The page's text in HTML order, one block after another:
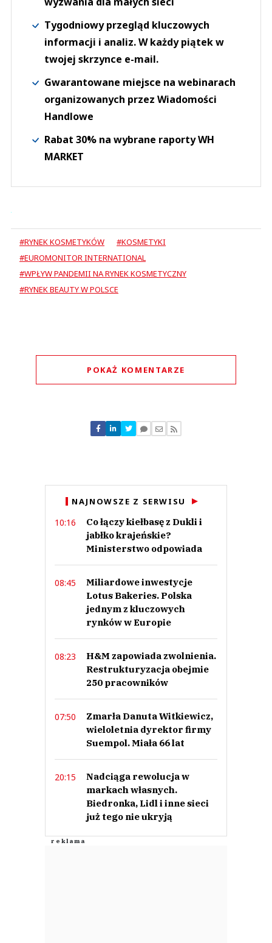
Tygodniowy przegląd kluczowych
informacji i analiz. W każdy piątek w
twojej skrzynce e-mail.
Gwarantowane miejsce na webinarach
organizowanych przez Wiadomości
Handlowe
Rabat 30% na wybrane raporty WH
MARKET
#RYNEK KOSMETYKÓW
#KOSMETYKI
#EUROMONITOR INTERNATIONAL
#WPŁYW PANDEMII NA RYNEK KOSMETYCZNY
#RYNEK BEAUTY W POLSCE
POKAŻ KOMENTARZE
Nie znaleziono komentarzy
Zostaw swoje komentarze
NAJNOWSZE Z SERWISU
10:16
Co łączy kiełbasę z Dukli i
jabłko krajeńskie?
Ministerstwo odpowiada
08:45
Miliardowe inwestycje
Lotus Bakeries. Polska
jednym z kluczowych
rynków w Europie
08:23
H&M zapowiada zwolnienia.
Restrukturyzacja obejmie
250 pracowników
07:50
Zmarła Danuta Witkiewicz,
wieloletnia dyrektor firmy
Suempol. Miała 66 lat
20:15
Nadciąga rewolucja w
markach własnych.
Biedronka, Lidl i inne sieci
już tego nie ukryją